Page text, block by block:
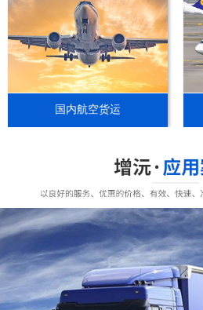
国内航空货运